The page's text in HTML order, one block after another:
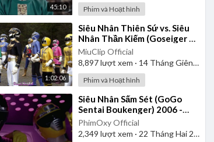
45:10 Phim và Hoạt hình
1:02:06
⁣Siêu Nhân Thiên Sứ vs. Siêu
Nhân Thần Kiếm (Goseiger vs.
Shinkenger) | Vietsub
MiuClip Official
8,897lượt xem · 14 Tháng Giêng 2025
Phim và Hoạt hình
⁣Siêu Nhân Sấm Sét (GoGo
Sentai Boukenger) 2006 -
Tập 1 | Thuyết Minh
PhimOxy Official
2,349 lượt xem · 22 Tháng Hai 2025